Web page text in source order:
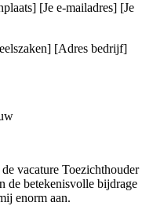
[Je e-mailadres] [Je
[Adres bedrijf]
vacature Toezichthouder
betekenisvolle bijdrage
enorm aan.